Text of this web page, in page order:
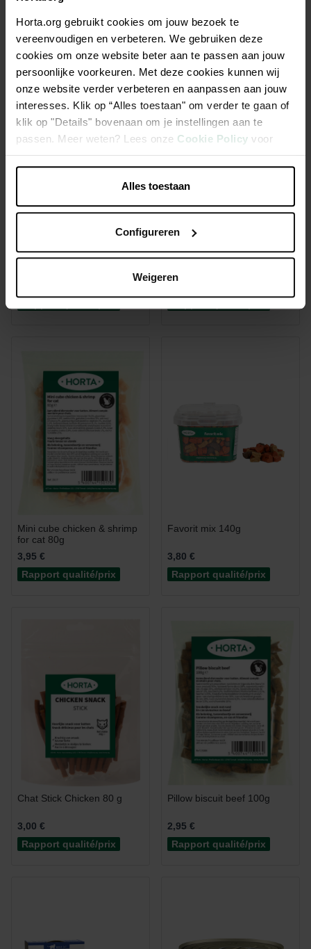
Horta.org gebruikt cookies om jouw bezoek te
vereenvoudigen en verbeteren. We gebruiken deze
cookies om onze website beter aan te passen aan jouw
persoonlijke voorkeuren. Met deze cookies kunnen wij
onze website verder verbeteren en aanpassen aan jouw
interesses. Klik op “Alles toestaan" om verder te gaan of
klik op "Details" bovenaan om je instellingen aan te
passen. Meer weten? Lees onze Cookie Policy voor
meer informatie.
Alles toestaan
Configureren
Weigeren
3,00 €
Rapport qualité/prix
2,95 €
Rapport qualité/prix
Pillow biscuit chicken 100g Small fish for cat 50g
Mini cube chicken & shrimp
for cat 80g
3,95 €
Rapport qualité/prix
Favorit mix 140g
3,80 €
Rapport qualité/prix
Chat Stick Chicken 80 g
3,00 €
Rapport qualité/prix
Pillow biscuit beef 100g
2,95 €
Rapport qualité/prix